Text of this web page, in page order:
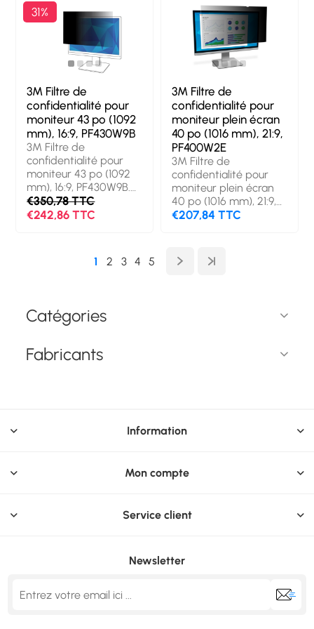
Catégories
Fabricants
Moniteur, Type: Filtre
de confidentialité sans
bords pour ordinateur.
Finition de surface:
Brillante/mate,
Fonctions de
protection: Résistant
aux rayures. Poids: 177
g
Moniteur, Type: Filtre
de confidentialité sans
bords pour ordinateur.
Finition de surface:
Brillante/mate,
protection: Résistant
aux rayures. Poids: 168
g
31%
3M Filtre de
confidentialité pour
moniteur 43 po (1092
mm), 16:9, PF430W9B
3M Filtre de
confidentialité pour
moniteur 43 po (1092
mm), 16:9, PF430W9B.
Taille maximale de
l’écran: 109,2 cm (43").
Moniteur, Type: Filtre
de confidentialité sans
Brillante/mate,
Fonctions de
aux rayures. Poids: 317
g
€350,78 TTC
€242,86 TTC
3M Filtre de
confidentialité pour
moniteur plein écran
40 po (1016 mm), 21:9,
PF400W2E
3M Filtre de
confidentialité pour
moniteur plein écran
40 po (1016 mm), 21:9,
PF400W2E. Taille
d'image: 21:9. Convient
pour: Moniteur, Type:
surface: Brillante/mate.
€207,84 TTC
1 2 3 4 5
Information
Mon compte
Service client
Newsletter